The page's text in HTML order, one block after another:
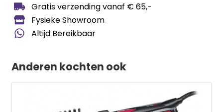
Gratis verzending vanaf € 65,-
Fysieke Showroom
Altijd Bereikbaar
Anderen kochten ook